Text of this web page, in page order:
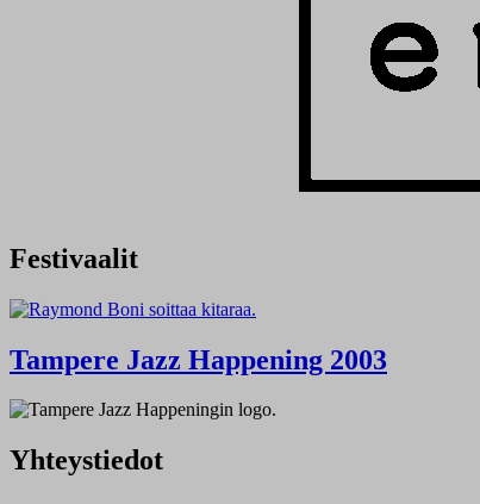
Festivaalit
Tampere Jazz Happening 2003
Yhteystiedot